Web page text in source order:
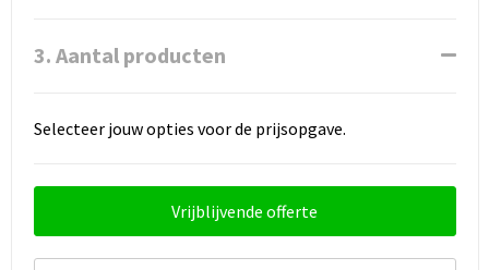
3. Aantal producten
Selecteer jouw opties voor de prijsopgave.
Vrijblijvende offerte